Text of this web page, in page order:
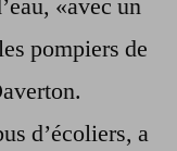
«avec un
pompiers de
d’écoliers, a